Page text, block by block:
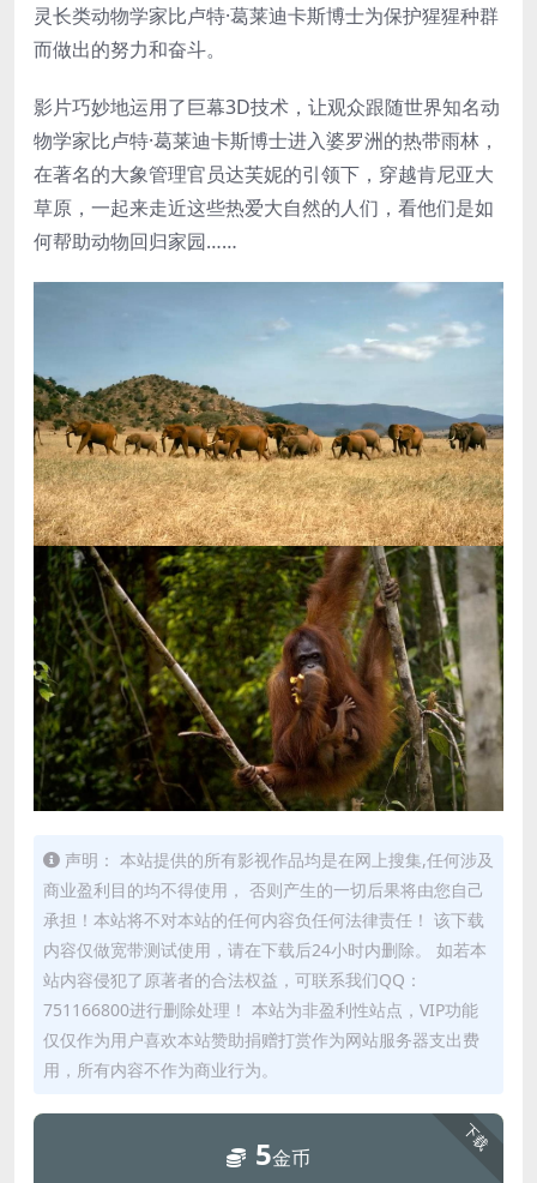
灵长类动物学家比卢特·葛莱迪卡斯博士为保护猩猩种群
而做出的努力和奋斗。
影片巧妙地运用了巨幕3D技术，让观众跟随世界知名动
物学家比卢特·葛莱迪卡斯博士进入婆罗洲的热带雨林，
在著名的大象管理官员达芙妮的引领下，穿越肯尼亚大
草原，一起来走近这些热爱大自然的人们，看他们是如
何帮助动物回归家园……
声明： 本站提供的所有影视作品均是在网上搜集,任何涉及
商业盈利目的均不得使用， 否则产生的一切后果将由您自己
承担！本站将不对本站的任何内容负任何法律责任！ 该下载
内容仅做宽带测试使用，请在下载后24小时内删除。 如若本
站内容侵犯了原著者的合法权益，可联系我们QQ：
751166800进行删除处理！ 本站为非盈利性站点，VIP功能
仅仅作为用户喜欢本站赞助捐赠打赏作为网站服务器支出费
用，所有内容不作为商业行为。
下载
5金币